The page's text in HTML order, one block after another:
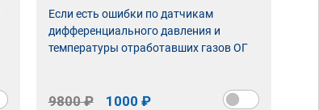
Если есть ошибки по датчикам
дифференциального давления и
температуры отработавших газов ОГ
9800 ₽ 1000 ₽